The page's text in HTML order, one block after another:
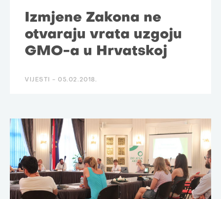
Izmjene Zakona ne
otvaraju vrata uzgoju
GMO-a u Hrvatskoj
VIJESTI - 05.02.2018.